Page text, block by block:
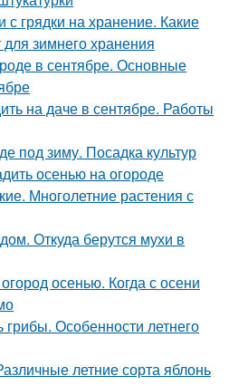
с грядки на хранение. Какие
зимнего хранения
в сентябре. Основные
на даче в сентябре. Работы
под зиму. Посадка культур
осенью на огороде
Многолетние растения с
Откуда берутся мухи в
осенью. Когда с осени
грибы. Особенности летнего
летние сорта яблонь